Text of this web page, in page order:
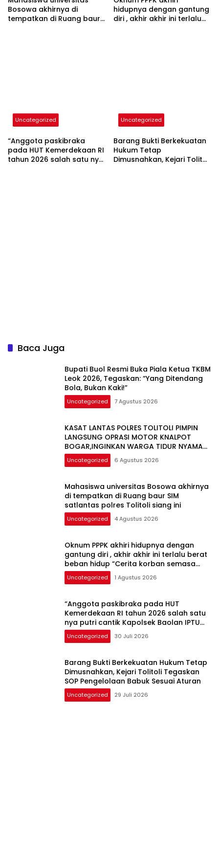
Bosowa akhirnya di
tempatkan di Ruang baur
hidupnya dengan gantung
diri , akhir akhir ini terlalu
Uncategorized
“Anggota paskibraka
pada HUT Kemerdekaan RI
tahun 2026 salah satu nya
Uncategorized
Barang Bukti Berkekuatan
Hukum Tetap
Dimusnahkan, Kejari Tolitoli
Baca Juga
Bupati Buol Resmi Buka Piala Ketua TKBM
Leok 2026, Tegaskan: “Yang Ditendang
Bola, Bukan Kaki!”
Uncategorized 7 Agustus 2026
KASAT LANTAS POLRES TOLITOLI PIMPIN
LANGSUNG OPRASI MOTOR KNALPOT
BOGAR,INGINKAN WARGA TIDUR NYAMAN
DI MALAM HARI
Uncategorized 6 Agustus 2026
Mahasiswa universitas Bosowa akhirnya
di tempatkan di Ruang baur SIM
satlantas polres Tolitoli siang ini
Uncategorized 4 Agustus 2026
Oknum PPPK akhiri hidupnya dengan
gantung diri , akhir akhir ini terlalu berat
beban hidup “Cerita korban semasa
hidup”
Uncategorized 1 Agustus 2026
“Anggota paskibraka pada HUT
Kemerdekaan RI tahun 2026 salah satu
nya putri cantik Kapolsek Baolan IPTU
Samir Muhammad SH MH yuk kenali”
Uncategorized 30 Juli 2026
Barang Bukti Berkekuatan Hukum Tetap
Dimusnahkan, Kejari Tolitoli Tegaskan
SOP Pengelolaan Babuk Sesuai Aturan
Uncategorized 29 Juli 2026